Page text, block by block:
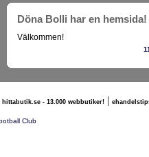
Döna Bolli har en hemsida!
Välkommen!
hittabutik.se - 13.000 webbutiker!|
Bolli Football Club